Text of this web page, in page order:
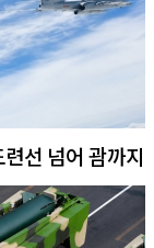
선 넘어 괌까지